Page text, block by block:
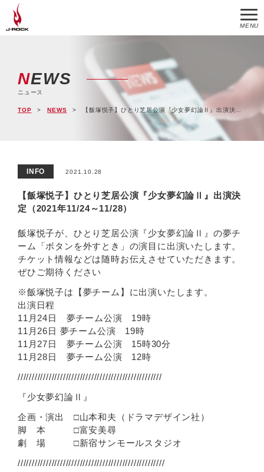
MENU
NEWS
ニュース
TOP NEWS 【飯塚悦子】ひとり芝居公演『少女夢幻論Ⅱ』出演決定（2021年11/24～11/28）
INFO 2021.10.28
【飯塚悦子】ひとり芝居公演『少女夢幻論Ⅱ』出演決
定（2021年11/24～11/28）
飯塚悦子が、ひとり芝居公演『少女夢幻論Ⅱ』の夢チ
ーム「ボタンを外すとき」の演目に出演いたします。
チケット情報などは随時お伝えさせていただきます。
ぜひご期待ください
※飯塚悦子は【夢チーム】に出演いたします。
出演日程
11月24日 夢チーム公演 19時
11月26日 夢チーム公演 19時
11月27日 夢チーム公演 15時30分
11月28日 夢チーム公演 12時
///////////////////////////////////////////////////
『少女夢幻論Ⅱ』
企画・演出 □山本和夫（ドラマデザイン社）
脚 本 □富安美尋
劇 場 □新宿サンモールスタジオ
////////////////////////////////////////////////////